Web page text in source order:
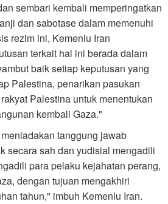
sembari kembali memperingatkan
dan sabotase dalam memenuhi
rezim ini, Kemenlu Iran
terkait hal ini berada dalam
baik setiap keputusan yang
Palestina, penarikan pasukan
Palestina untuk menentukan
kembali Gaza."
tanggung jawab
secara sah dan yudisial mengadili
para pelaku kejahatan perang,
dengan tujuan mengakhiri
tahun," imbuh Kemenlu Iran.